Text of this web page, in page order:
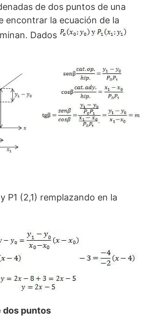
de dos puntos de una
encontrar la ecuación de la
Dados
P1 (2,1) remplazando en la
dos puntos